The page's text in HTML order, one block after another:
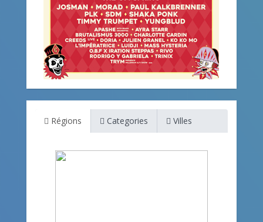
Régions Categories Villes